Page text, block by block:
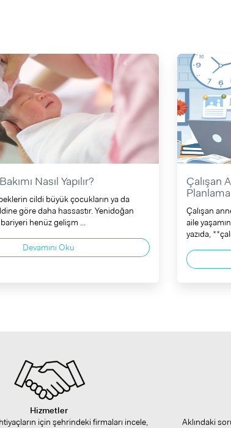
Nasıl Yapılır?
cildi büyük çocukların ya da
göre daha hassastır. Yenidoğan
henüz gelişm ...
Devamını Oku
Çalışan
Planlama
Çalışan
aile
yazıda,
Hizmetler
için şehrindeki firmaları incele,
Aklındaki